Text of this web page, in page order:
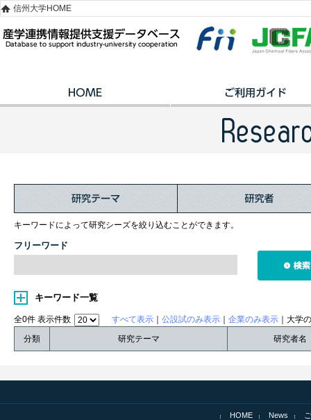
信州大学HOME
キーワードによって研究シーズを絞り込むことができます。
フリーワード
キーワード一覧
全0件 表示件数 すべて表示 公設試のみ表示 企業のみ表示 ｜大学
分類
研究テーマ 研究者名
HOME News